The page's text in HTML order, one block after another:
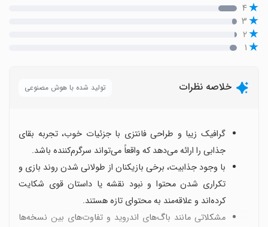
۴
۳
۲
۱
خلاصه نظرات تولید شده با هوش مصنوعی
گرافیک زیبا و طراحی فانتزی با جزئیات خوب، تجربه بقای
جذابی را ارائه می‌دهد که واقعاً می‌تواند سرگرم‌کننده باشد.
با وجود جذابیت، برخی بازیکنان از طولانی شدن روند بازی و
تکراری شدن محتوا و نبود نقشه یا داستان قوی شکایت
کرده‌اند و علاقه‌مند به محتوای تازه هستند.
مشکلاتی مانند باگ‌های اندروید و تفاوت‌های بین نسخه‌ها